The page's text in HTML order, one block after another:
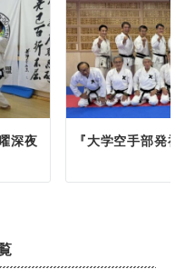
深夜
『大学空手部発